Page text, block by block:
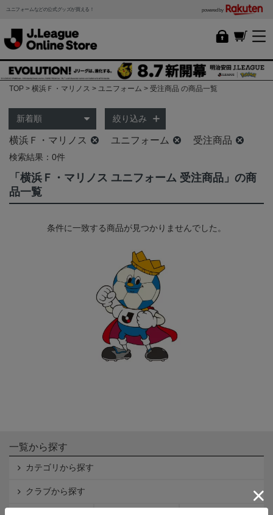
ユニフォームなどの公式グッズが買える！ powered by
TOP 横浜Ｆ・マリノス ユニフォーム 受注商品 の商品一覧
絞り込み
横浜Ｆ・マリノス ユニフォーム 受注商品
検索結果：0件
「横浜Ｆ・マリノス ユニフォーム 受注商品」の商
品一覧
条件に一致する商品が見つかりませんでした。
一覧から探す
カテゴリから探す
クラブから探す